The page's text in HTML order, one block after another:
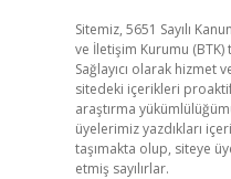
Sitemiz, 5651 Sayılı
ve İletişim Kurumu
Sağlayıcı olarak hizmet
sitedeki içerikleri
araştırma
üyelerimiz yazdıkları
taşımakta olup, siteye
etmiş sayılırlar.